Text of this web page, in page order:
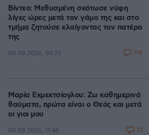
Βίντεο: Μεθυσμένη σκότωσε νύφη
λίγες ώρες μετά τον γάμο της και στο
τμήμα ζητούσε κλαίγοντας τον πατέρα
της
08.08.2026, 09:25 118
Μαρία Εκμεκτσίογλου: Ζω καθημερινά
θαύματα, πρώτα είναι ο Θεός και μετά
οι γιοι μου
08.08.2026, 11:48 13